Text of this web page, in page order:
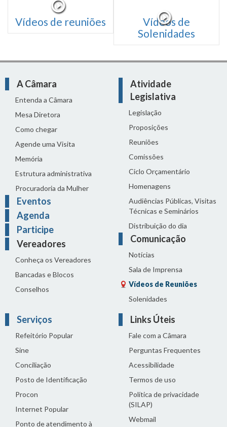
Vídeos de reuniões
Vídeos de
Solenidades
A Câmara
Entenda a Câmara
Mesa Diretora
Como chegar
Agende uma Visita
Memória
Estrutura administrativa
Procuradoria da Mulher
Eventos
Agenda
Participe
Vereadores
Conheça os Vereadores
Bancadas e Blocos
Conselhos
Atividade
Legislativa
Legislação
Proposições
Reuniões
Comissões
Ciclo Orçamentário
Homenagens
Audiências Públicas, Visitas
Técnicas e Seminários
Distribuição do dia
Comunicação
Notícias
Sala de Imprensa
Vídeos de Reuniões
Solenidades
Serviços
Refeitório Popular
Sine
Conciliação
Posto de Identificação
Procon
Internet Popular
Ponto de atendimento à
Links Úteis
Fale com a Câmara
Perguntas Frequentes
Acessibilidade
Termos de uso
Política de privacidade
(SILAP)
Webmail